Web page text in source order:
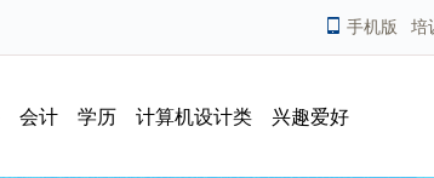
手机版 培
会计 学历 计算机设计类 兴趣爱好